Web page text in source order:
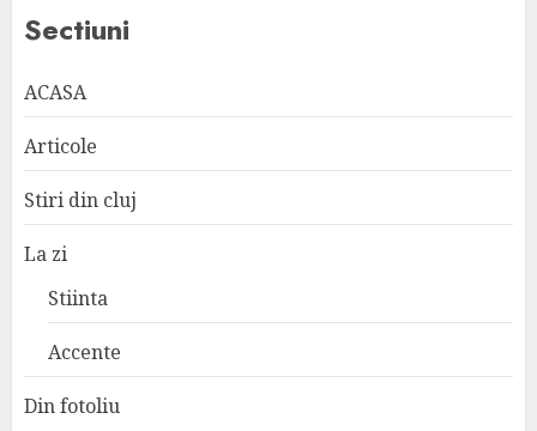
Sectiuni
ACASA
Articole
Stiri din cluj
La zi
Stiinta
Accente
Din fotoliu